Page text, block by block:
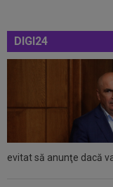
DIGI24
evitat să anunţe dacă
a făcut fiica sa
16:52 VIDEO
despărțire, Adrian
KuPS -
august, 18:00, Digi
17:38 EXCLUSIV
instalarea lui Dan